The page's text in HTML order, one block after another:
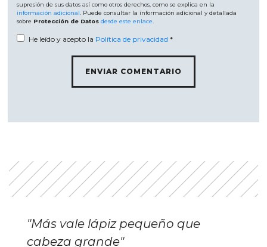
supresión de sus datos así como otros derechos, como se explica en la
información adicional
. Puede consultar la información adicional y detallada
sobre Protección de Datos desde este enlace
He leído y acepto la Política de privacidad *
"Más vale lápiz pequeño que
cabeza grande"